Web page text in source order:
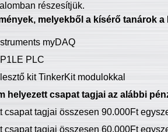
részesítjük.
melyekből a kísérő tanárok
myDAQ
PLC
kit TinkerKit modulokkal
helyezett csapat tagjai az alábbi
csapat tagjai összesen 90.000Ft
csapat tagjai összesen 60.000Ft